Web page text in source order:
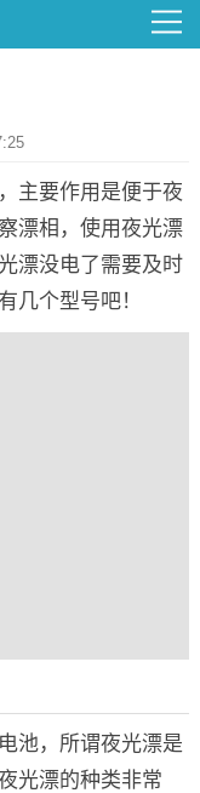
主要作用是便于夜
漂相，使用夜光漂
漂没电了需要及时
几个型号吧！
池，所谓夜光漂是
光漂的种类非常